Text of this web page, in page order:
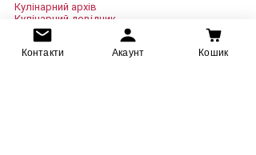
Кулінарний архів
Кулінарний довідник
Огляди
Події
Ресторани
Контакти Акаунт Кошик